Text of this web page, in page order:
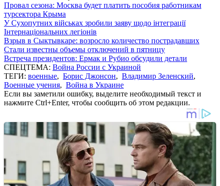
Провал сезона: Москва будет платить пособия работникам
турсектора Крыма
У Сухопутних військах зробили заяву щодо інтеграції
Інтернаціональних легіонів
Взрыв в Сыктывкаре: возросло количество пострадавших
Стали известны объемы отключений в пятницу
Встреча президентов: Ермак и Рубио обсудили детали
СПЕЦТЕМА: Война России с Украиной
ТЕГИ: военные, Борис Джонсон, Владимир Зеленский,
Военные учения, Война в Украине
Если вы заметили ошибку, выделите необходимый текст и
нажмите Ctrl+Enter, чтобы сообщить об этом редакции.